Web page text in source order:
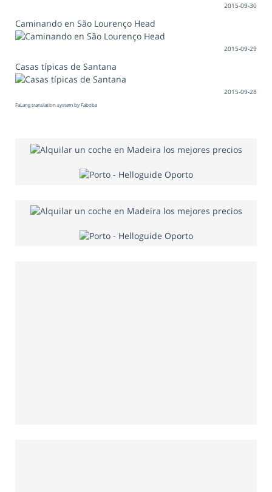
2015-09-30
Caminando en São Lourenço Head
2015-09-29
Casas típicas de Santana
2015-09-28
FaLang translation system by Faboba